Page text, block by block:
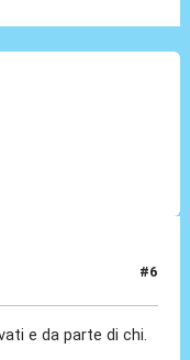
#6
e da parte di chi.